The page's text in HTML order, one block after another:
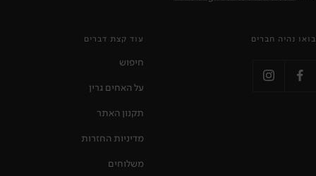
בואו נהיה חברים עוד קצת דברים
חיפוש
על האחים גרין
תקנון האתר
מדיניות החזרות
משלוחים